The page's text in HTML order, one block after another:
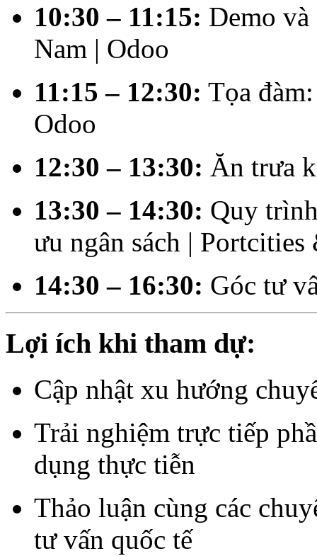
10:30 – 11:15: Demo
Nam | Odoo
11:15 – 12:30: Tọa
Odoo
12:30 – 13:30: Ăn trưa
13:30 – 14:30: Quy
ưu ngân sách |
14:30 – 16:30: Góc tư
Lợi ích khi tham dự:
Cập nhật xu hướng
Trải nghiệm trực tiếp
dụng thực tiễn
Thảo luận cùng các
tư vấn quốc tế